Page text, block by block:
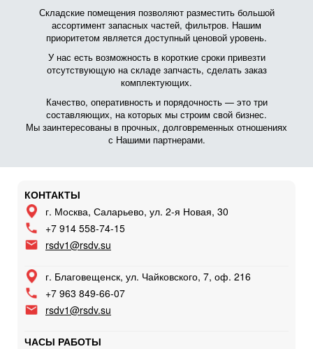
Складские помещения позволяют разместить большой
ассортимент запасных частей, фильтров. Нашим
приоритетом является доступный ценовой уровень.
У нас есть возможность в короткие сроки привезти
отсутствующую на складе запчасть, сделать заказ
комплектующих.
Качество, оперативность и порядочность — это три
составляющих, на которых мы строим свой бизнес.
Мы заинтересованы в прочных, долговременных отношениях
с Нашими партнерами.
КОНТАКТЫ
г. Москва, Саларьево, ул. 2-я Новая, 30
+7 914 558-74-15
rsdv1@rsdv.su
г. Благовещенск, ул. Чайковского, 7, оф. 216
+7 963 849-66-07
rsdv1@rsdv.su
ЧАСЫ РАБОТЫ